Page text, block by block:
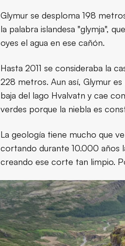
Dónde está y
La caminata
Qué hacer una
Información
Qué llevar
Sitios chulos
Conclusión
Glymur se desploma 198
la palabra islandesa "glymja",
oyes el agua en ese cañón.
Hasta 2011 se consideraba la
228 metros. Aun así, Glymur
baja del lago Hvalvatn y cae
verdes porque la niebla es
La geología tiene mucho que
cortando durante 10.000 años
creando ese corte tan limpio.